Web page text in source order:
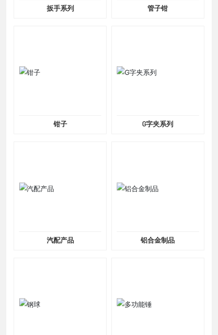
扳手系列 管子钳
钳子 G字夹系列
汽配产品 铝合金制品